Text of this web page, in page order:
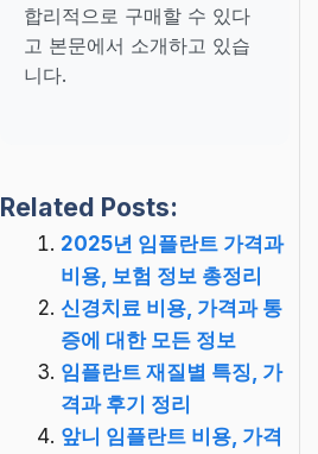
합리적으로 구매할 수 있다
고 본문에서 소개하고 있습
니다.
Related Posts:
2025년 임플란트 가격과
비용, 보험 정보 총정리
신경치료 비용, 가격과 통
증에 대한 모든 정보
임플란트 재질별 특징, 가
격과 후기 정리
앞니 임플란트 비용, 가격